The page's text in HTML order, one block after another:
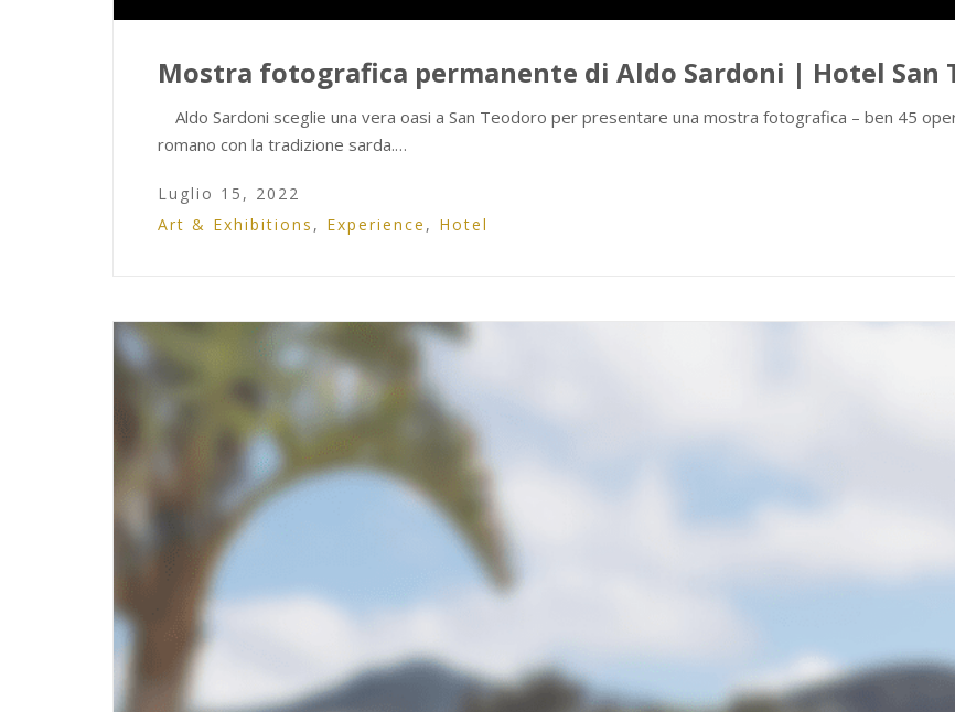
Mostra fotografica permanente di Aldo Sardoni | Hotel San
Aldo Sardoni sceglie una vera oasi a San Teodoro per presentare una mostra fotografica – ben 45
romano con la tradizione sarda.…
Luglio 15, 2022
Art & Exhibitions , Experience , Hotel